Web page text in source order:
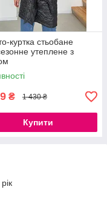
куртка стьобане
утеплене з
₴ 1 430 ₴
Купити